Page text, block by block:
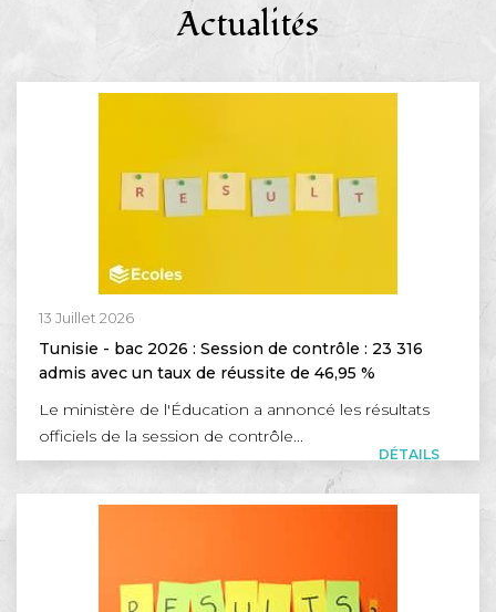
Actualités
13 Juillet 2026
Tunisie - bac 2026 : Session de contrôle : 23 316
admis avec un taux de réussite de 46,95 %
Le ministère de l'Éducation a annoncé les résultats
officiels de la session de contrôle...
DÉTAILS